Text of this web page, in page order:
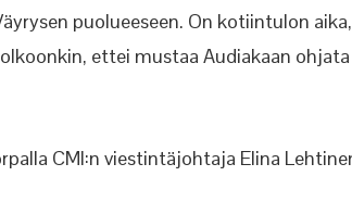
puolueeseen. On kotiintulon aika,
ettei mustaa Audiakaan ohjata
CMI:n viestintäjohtaja Elina